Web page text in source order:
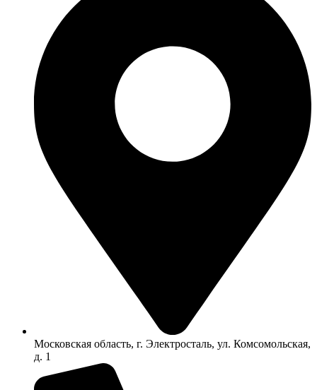
Московская область, г. Электросталь, ул. Комсомольская,
д. 1